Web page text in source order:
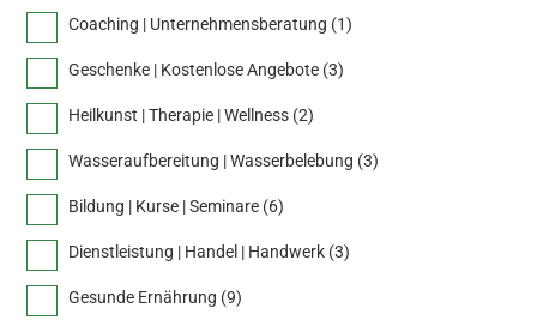
Coaching | Unternehmensberatung (1)
Geschenke | Kostenlose Angebote (3)
Heilkunst | Therapie | Wellness (2)
Wasseraufbereitung | Wasserbelebung (3)
Bildung | Kurse | Seminare (6)
Dienstleistung | Handel | Handwerk (3)
Gesunde Ernährung (9)